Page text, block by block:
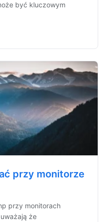
być kluczowym
przy monitorze
przy monitorach
że